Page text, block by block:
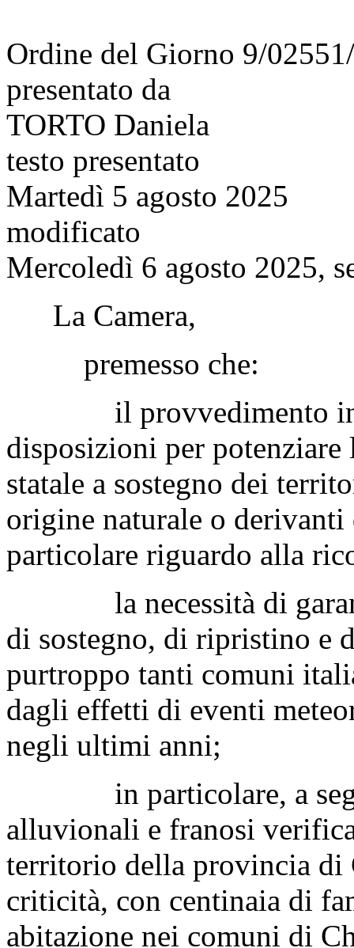
Ordine del Giorno 9/
presentato da
TORTO Daniela
testo presentato
Martedì 5 agosto 2025
modificato
Mercoledì 6 agosto 2025,
La Camera,
premesso che:
il provvedimento in
disposizioni per
statale a sostegno dei
origine naturale o
particolare riguardo alla
la necessità di
di sostegno, di ripristino e
purtroppo tanti comuni
dagli effetti di eventi
negli ultimi anni;
in particolare, a
alluvionali e franosi
territorio della provincia di
criticità, con centinaia di
abitazione nei comuni di